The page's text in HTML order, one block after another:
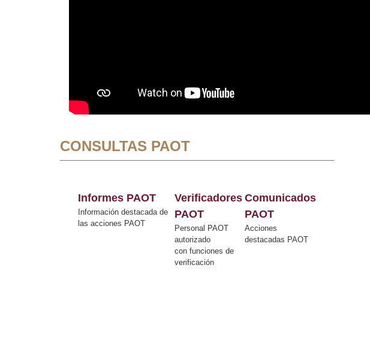
CONSULTAS PAOT
Informes PAOT
Información destacada de
las acciones PAOT
Verificadores
PAOT
Personal PAOT
autorizado
con funciones de
verificación
Comunicados
PAOT
Acciones
destacadas PAOT